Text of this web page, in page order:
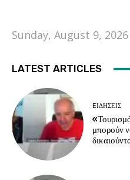
Sunday, August 9, 2026
LATEST ARTICLES
EΙΔΗΣΕΙΣ
μπορούν